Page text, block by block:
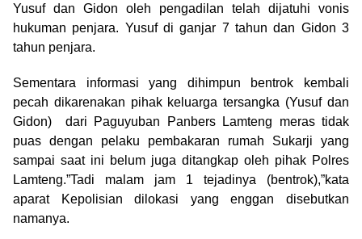
Yusuf dan Gidon oleh pengadilan telah dijatuhi vonis
hukuman penjara. Yusuf di ganjar 7 tahun dan Gidon 3
tahun penjara.
Sementara informasi yang dihimpun bentrok kembali
pecah dikarenakan pihak keluarga tersangka (Yusuf dan
Gidon) dari Paguyuban Panbers Lamteng meras tidak
puas dengan pelaku pembakaran rumah Sukarji yang
sampai saat ini belum juga ditangkap oleh pihak Polres
Lamteng.”Tadi malam jam 1 tejadinya (bentrok),”kata
aparat Kepolisian dilokasi yang enggan disebutkan
namanya.